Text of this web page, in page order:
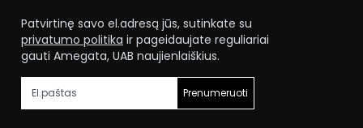
Patvirtinę savo el.adresą jūs, sutinkate su
privatumo politika ir pageidaujate reguliariai
gauti Amegata, UAB naujienlaiškius.
Prenumeruoti